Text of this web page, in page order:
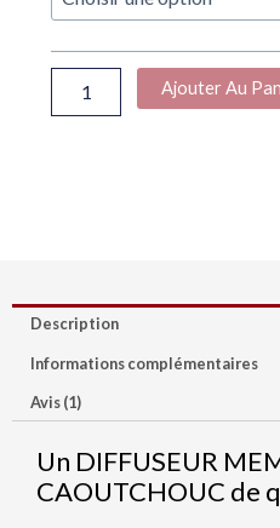
MEMBRANE
Ajouter Au
Description
Informations complémentaires
Avis (1)
Un DIFFUSEUR
CAOUTCHOUC de